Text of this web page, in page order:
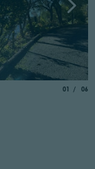
01 of
06